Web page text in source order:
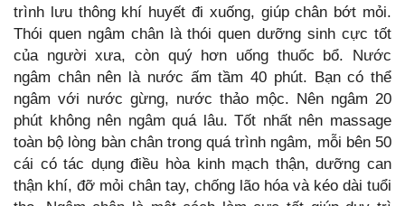
trình lưu thông khí huyết đi xuống, giúp chân bớt mỏi.
Thói quen ngâm chân là thói quen dưỡng sinh cực tốt
của người xưa, còn quý hơn uống thuốc bổ. Nước
ngâm chân nên là nước ấm tầm 40 phút. Bạn có thể
ngâm với nước gừng, nước thảo mộc. Nên ngâm 20
phút không nên ngâm quá lâu. Tốt nhất nên massage
toàn bộ lòng bàn chân trong quá trình ngâm, mỗi bên 50
cái có tác dụng điều hòa kinh mạch thận, dưỡng can
thận khí, đỡ mỏi chân tay, chống lão hóa và kéo dài tuổi